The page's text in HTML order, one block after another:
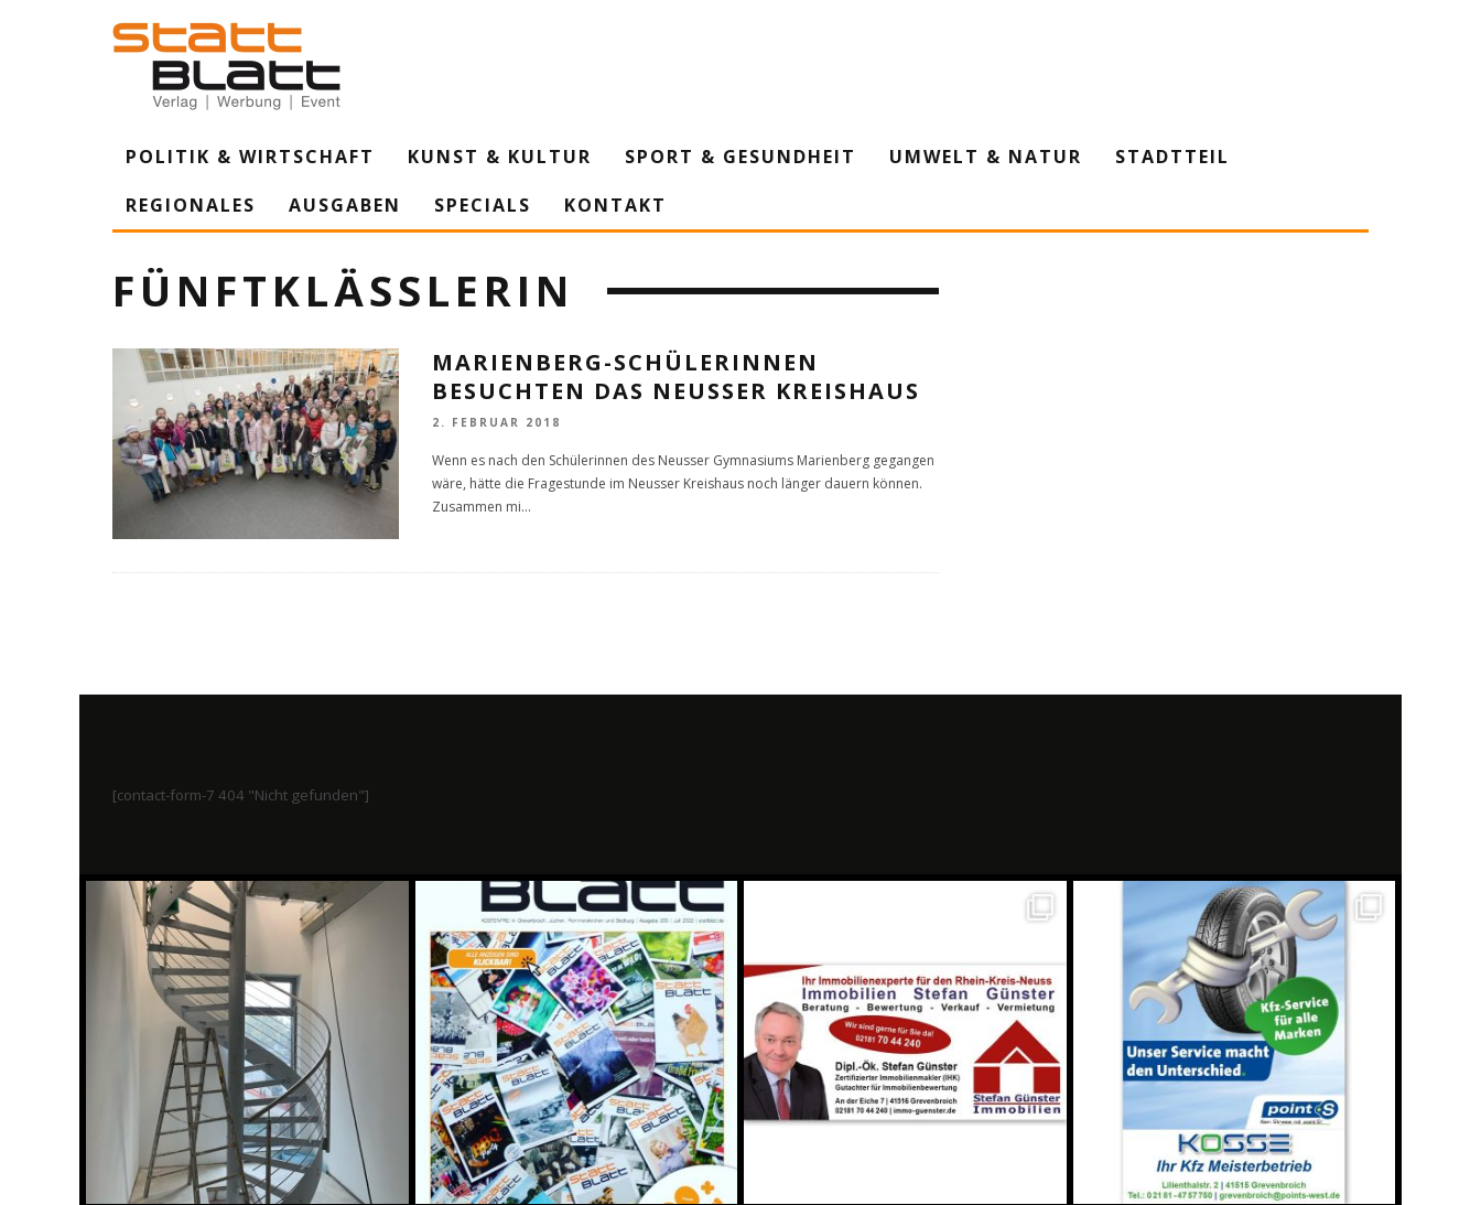
POLITIK & WIRTSCHAFT KUNST & KULTUR SPORT & GESUNDHEIT UMWELT & NATUR
STADTTEIL
REGIONALES
AUSGABEN SPECIALS KONTAKT
FÜNFTKLÄSSLERIN
MARIENBERG-SCHÜLERINNEN
BESUCHTEN DAS NEUSSER KREISHAUS
2. FEBRUAR 2018
Wenn es nach den Schülerinnen des Neusser Gymnasiums Marienberg gegangen
wäre, hätte die Fragestunde im Neusser Kreishaus noch länger dauern können.
Zusammen mi...
[contact-form-7 404 "Nicht gefunden"]